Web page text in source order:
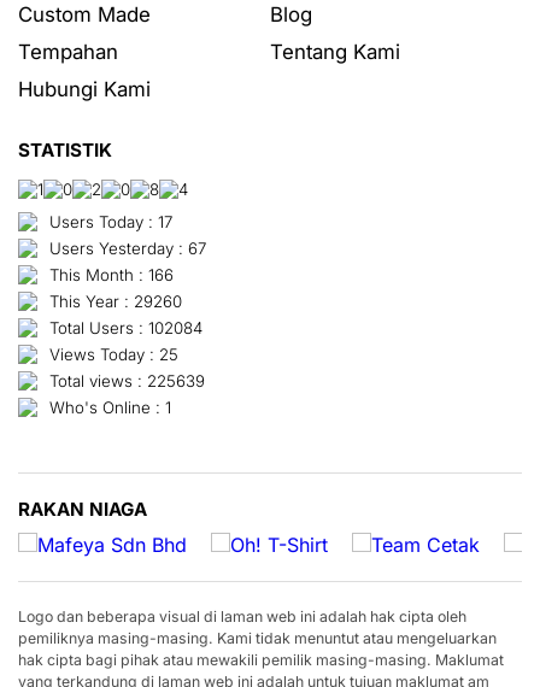
Custom Made
Blog
Tempahan
Tentang Kami
Hubungi Kami
STATISTIK
Users Today : 17
Users Yesterday : 67
This Month : 166
This Year : 29260
Total Users : 102084
Views Today : 25
Total views : 225639
Who's Online : 1
RAKAN NIAGA
Logo dan beberapa visual di laman web ini adalah hak cipta oleh
pemiliknya masing-masing. Kami tidak menuntut atau mengeluarkan
hak cipta bagi pihak atau mewakili pemilik masing-masing. Maklumat
yang terkandung di laman web ini adalah untuk tujuan maklumat am